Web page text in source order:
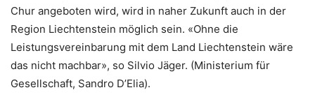
Chur angeboten wird, wird in naher Zukunft auch in der
Region Liechtenstein möglich sein. «Ohne die
Leistungsvereinbarung mit dem Land Liechtenstein wäre
das nicht machbar», so Silvio Jäger. (Ministerium für
Gesellschaft, Sandro D’Elia).